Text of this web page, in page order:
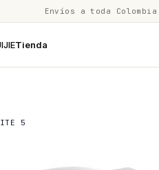
Envíos a toda Colombia
Tienda
5